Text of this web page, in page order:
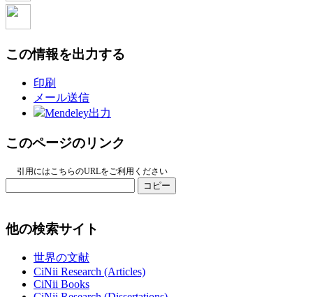
この情報を出力する
印刷
メール送信
Mendeley出力
このページのリンク
引用にはこちらのURLをご利用ください
コピー
他の検索サイト
世界の文献
CiNii Research (Articles)
CiNii Books